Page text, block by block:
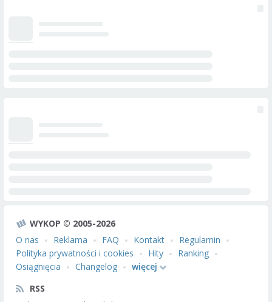
WYKOP © 2005-2026
O nas
Reklama FAQ Kontakt
Regulamin
Polityka prywatności i cookies
Hity
Ranking
Osiągnięcia
Changelog
więcej
RSS